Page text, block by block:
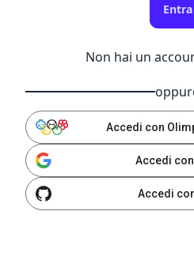
Entra
Non hai un
Accedi con
Accedi
Accedi